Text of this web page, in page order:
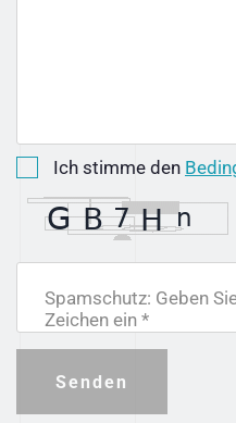
Ich stimme den
Spamschutz: Geben
Zeichen ein *
Senden